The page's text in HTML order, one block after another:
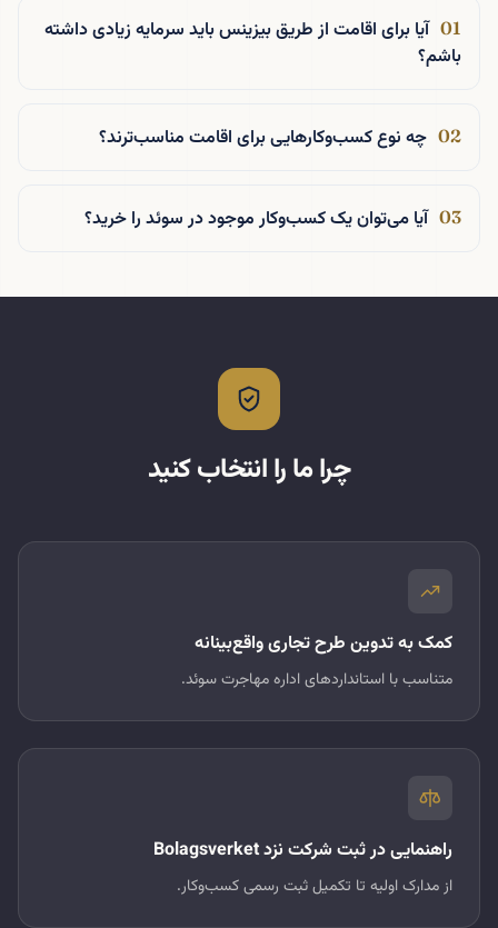
آیا برای اقامت از طریق بیزینس باید سرمایه زیادی داشته
باشم؟
چه نوع کسب‌وکارهایی برای اقامت مناسب‌ترند؟
آیا می‌توان یک کسب‌وکار موجود در سوئد را خرید؟
چرا ما را انتخاب کنید
کمک به تدوین طرح تجاری واقع‌بینانه
متناسب با استانداردهای اداره مهاجرت سوئد.
راهنمایی در ثبت شرکت نزد Bolagsverket
از مدارک اولیه تا تکمیل ثبت رسمی کسب‌وکار.